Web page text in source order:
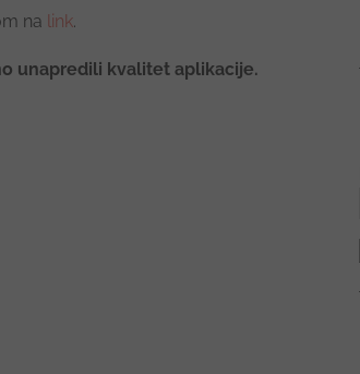
na link.
unapredili kvalitet aplikacije.